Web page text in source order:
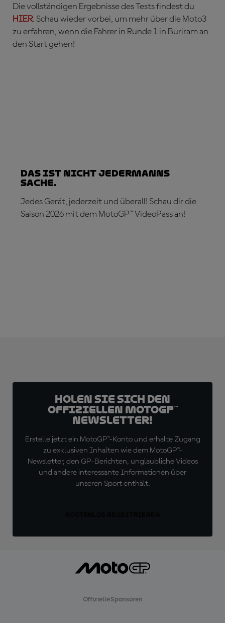
Die vollständigen Ergebnisse des Tests findest du
HIER. Schau wieder vorbei, um mehr über die Moto3
zu erfahren, wenn die Fahrer in Runde 1 in Buriram an
den Start gehen!
Das ist nicht jedermanns
Sache.
Jedes Gerät, jederzeit und überall! Schau dir die
Saison 2026 mit dem MotoGP™ VideoPass an!
Holen Sie sich den
offiziellen MotoGP™
Newsletter!
Erstelle jetzt ein MotoGP™-Konto und erhalte Zugang
zu exklusiven Inhalten wie dem MotoGP™-
Newsletter, den GP-Berichten, unglaubliche Videos
und andere interessante Informationen über
unseren Sport enthält.
Offizielle Sponsoren